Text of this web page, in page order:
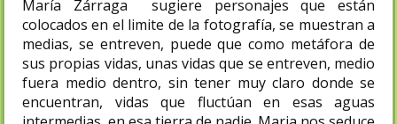
María Zárraga sugiere personajes que están
colocados en el limite de la fotografía, se muestran a
medias, se entreven, puede que como metáfora de
sus propias vidas, unas vidas que se entreven, medio
fuera medio dentro, sin tener muy claro donde se
encuentran, vidas que fluctúan en esas aguas